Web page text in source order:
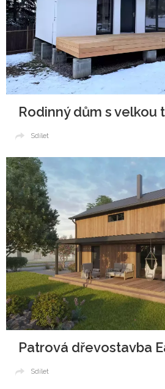
Rodinný dům s velkou
Sdílet
Patrová dřevostavba
Sdílet